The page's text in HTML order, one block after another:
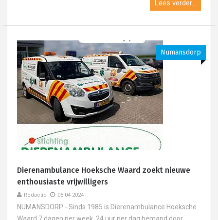
Lees verder...
Numansdorp
Dierenambulance Hoeksche Waard zoekt nieuwe
enthousiaste vrijwilligers
Redactie 05-04-2024
NUMANSDORP - Sinds 1985 is Dierenambulance Hoeksche